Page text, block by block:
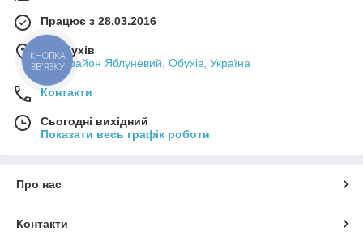
Працює з 28.03.2016
м. Обухів
мікрорайон Яблуневий, Обухів, Україна
Контакти
Сьогодні вихідний
Показати весь графік роботи
Про нас
Контакти
КНОПКА
ЗВ'ЯЗКУ